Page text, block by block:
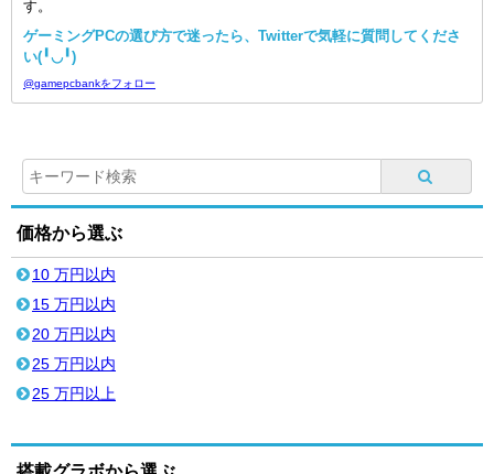
す。
ゲーミングPCの選び方で迷ったら、Twitterで気軽に質問してくださ
い(╹◡╹)
@gamepcbankをフォロー
価格から選ぶ
10 万円以内
15 万円以内
20 万円以内
25 万円以内
25 万円以上